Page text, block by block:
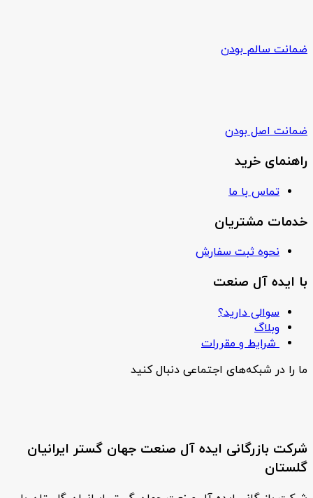
ضمانت سالم بودن
ضمانت اصل بودن
راهنمای خرید
تماس با ما
خدمات مشتریان
نحوه ثبت سفارش
با ایده آل صنعت
سوالی دارید؟
وبلاگ
شرایط و مقررات
ما را در شبکه‌های اجتماعی دنبال کنید
شرکت بازرگانی ایده آل صنعت جهان گستر ایرانیان
گلستان